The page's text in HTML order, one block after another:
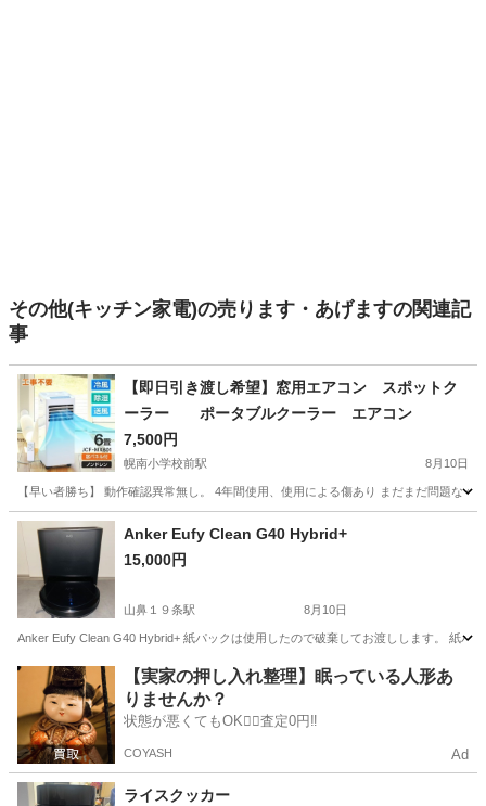
その他(キッチン家電)の売ります・あげますの関連記
事
【即日引き渡し希望】窓用エアコン スポットク
ーラー ポータブルクーラー エアコン
7,500円
幌南小学校前駅 8月10日
【早い者勝ち】 動作確認異常無し。 4年間使用、使用による傷あり まだまだ問題な
北海道 札幌市 Anker Eufy Clean G40 Hybrid+
15,000円
山鼻１９条駅 8月10日
Anker Eufy Clean G40 Hybrid+ 紙パックは使用したので破棄してお渡しします。 紙パ
北海道 札幌市 山鼻１９条駅 生活家電
【実家の押し入れ整理】眠っている人形あ
りませんか？
状態が悪くてもOK🙆‍♀️査定0円‼️
COYASH Ad
ライスクッカー